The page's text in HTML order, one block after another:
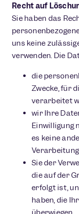
Recht auf
Sie haben das
uns keine
verwenden. Die
die
Zwecke, für
verarbeitet
wir Ihre
Einwilligung
es keine
Sie der
die auf der
erfolgt ist,
haben, die